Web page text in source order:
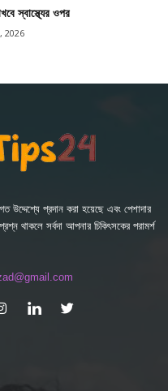
স্বাস্থ্যের ওপর
2026
প্রদান করা হয়েছে এবং পেশাদার
থাকলে সর্বদা আপনার চিকিৎসকের পরামর্শ